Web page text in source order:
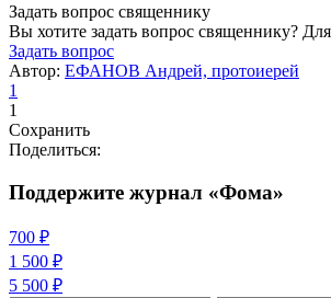
Задать вопрос священнику
Вы хотите задать вопрос священнику?
Задать вопрос
Автор: ЕФАНОВ Андрей, протоиерей
1
1
Сохранить
Поделиться:
Поддержите журнал «Фома»
700 ₽
1 500 ₽
5 500 ₽